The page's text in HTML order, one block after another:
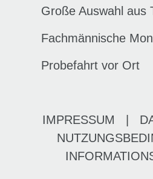
Große Auswahl aus
Fachmännische
Probefahrt vor Ort
IMPRESSUM